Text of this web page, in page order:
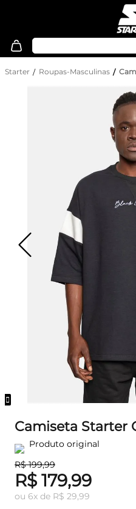
Starter Roupas-Masculinas
Camiseta Starter
Produto original
R$ 199,99
R$ 179,99
ou 6x de R$ 29,99